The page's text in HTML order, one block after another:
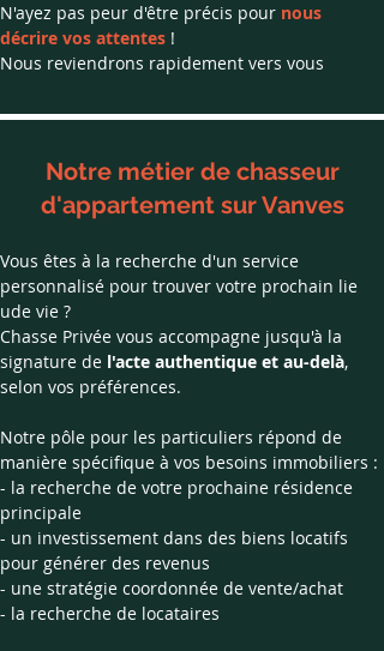
N'ayez pas peur d'être précis pour nous
décrire vos attentes !
Nous reviendrons rapidement vers vous
Notre métier de chasseur
d'appartement sur Vanves
Vous êtes à la recherche d'un service
personnalisé pour trouver votre prochain lie
ude vie ?
Chasse Privée vous accompagne jusqu'à la
signature de l'acte authentique et au-delà,
selon vos préférences.
Notre pôle pour les particuliers répond de
manière spécifique à vos besoins immobiliers :
- la recherche de votre prochaine résidence
principale
- un investissement dans des biens locatifs
pour générer des revenus
- une stratégie coordonnée de vente/achat
- la recherche de locataires